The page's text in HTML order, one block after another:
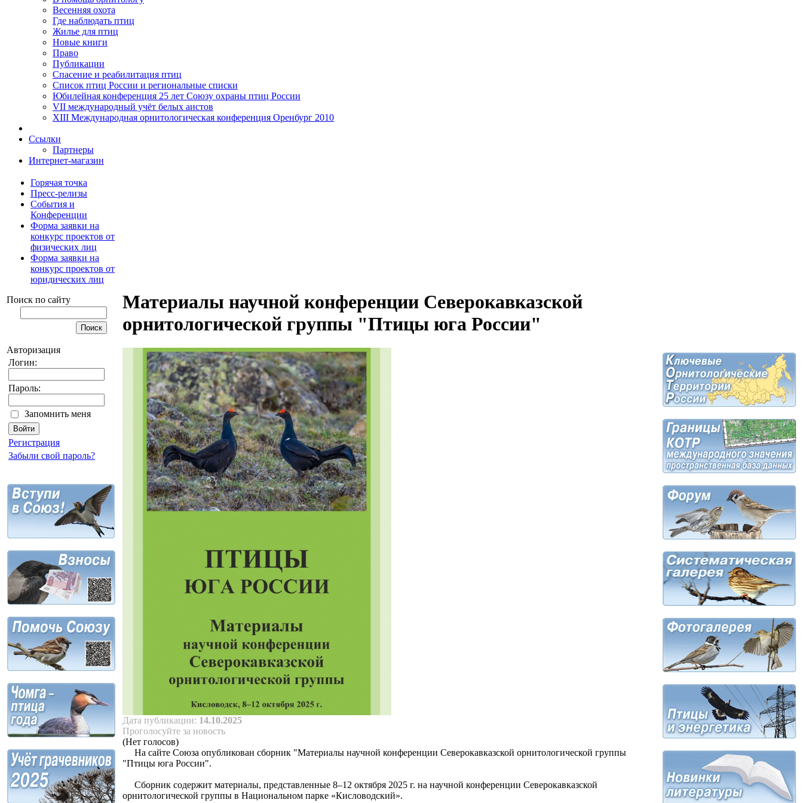
Весенняя охота
Где наблюдать птиц
Жилье для птиц
Новые книги
Право
Публикации
Спасение и реабилитация птиц
Список птиц России и региональные списки
Юбилейная конференция 25 лет Союзу охраны птиц России
VII международный учёт белых аистов
XIII Международная орнитологическая конференция Оренбург 2010
Ссылки
Партнеры
Интернет-магазин
Горячая точка
Пресс-релизы
События и
Конференции
Форма заявки на
конкурс проектов от
физических лиц
Форма заявки на
конкурс проектов от
юридических лиц
Поиск по сайту
Авторизация
Логин:
Пароль:
Запомнить меня
Регистрация
Забыли свой пароль?
Материалы научной конференции Северокавказской
орнитологической группы "Птицы юга России"
Дата публикации: 14.10.2025
Проголосуйте за новость
(Нет голосов)
На сайте Союза опубликован сборник "Материалы научной конференции Северокавказской орнитологической группы
"Птицы юга России".
Сборник содержит материалы, представленные 8–12 октября 2025 г. на научной конференции Северокавказской
орнитологической группы в Национальном парке «Кисловодский».